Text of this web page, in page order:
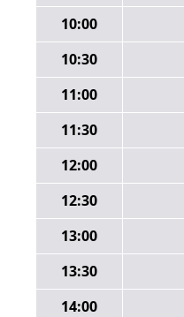
10:00
10:30
11:00
11:30
12:00
12:30
13:00
13:30
14:00